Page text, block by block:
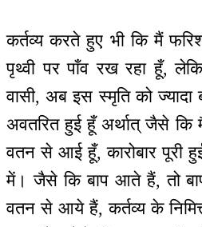
कर्तव्य करते हुए भी कि मैं
पृथ्वी पर पाँव रख रहा हूँ,
वासी, अब इस स्मृति को
अवतरित हुई हूँ अर्थात् जैसे कि
वतन से आई हूँ, कारोबार पूरी
में। जैसे कि बाप आते हैं, तो
वतन से आये हैं, कर्तव्य के